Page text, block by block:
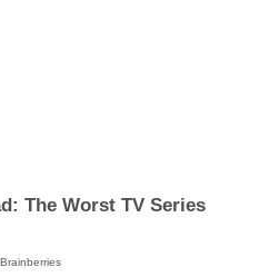
The Worst TV Series
Brainberries